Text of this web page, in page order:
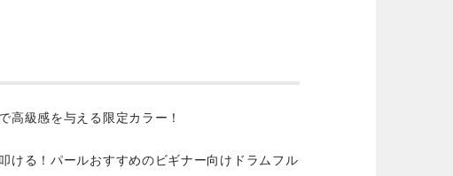
高級感を与える限定カラー！
ける！パールおすすめのビギナー向けドラムフル